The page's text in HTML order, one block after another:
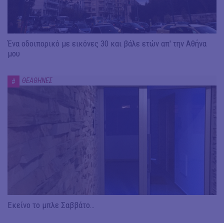
Ένα οδοιπορικό με εικόνες 30 και βάλε ετών απ' την Αθήνα
μου
# ΘΕΑΘΗΝΕΣ
Εκείνο το μπλε Σαββάτο…